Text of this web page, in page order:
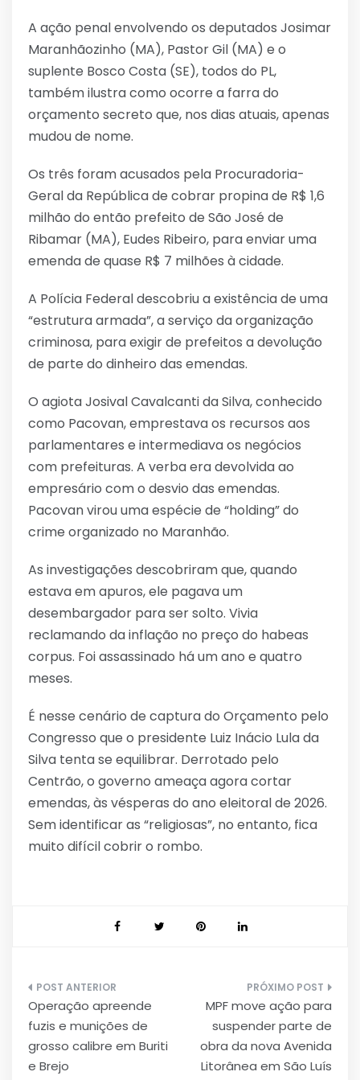
A ação penal envolvendo os deputados Josimar
Maranhãozinho (MA), Pastor Gil (MA) e o
suplente Bosco Costa (SE), todos do PL,
também ilustra como ocorre a farra do
orçamento secreto que, nos dias atuais, apenas
mudou de nome.
Os três foram acusados pela Procuradoria-
Geral da República de cobrar propina de R$ 1,6
milhão do então prefeito de São José de
Ribamar (MA), Eudes Ribeiro, para enviar uma
emenda de quase R$ 7 milhões à cidade.
A Polícia Federal descobriu a existência de uma
“estrutura armada”, a serviço da organização
criminosa, para exigir de prefeitos a devolução
de parte do dinheiro das emendas.
O agiota Josival Cavalcanti da Silva, conhecido
como Pacovan, emprestava os recursos aos
parlamentares e intermediava os negócios
com prefeituras. A verba era devolvida ao
empresário com o desvio das emendas.
Pacovan virou uma espécie de “holding” do
crime organizado no Maranhão.
As investigações descobriram que, quando
estava em apuros, ele pagava um
desembargador para ser solto. Vivia
reclamando da inflação no preço do habeas
corpus. Foi assassinado há um ano e quatro
meses.
É nesse cenário de captura do Orçamento pelo
Congresso que o presidente Luiz Inácio Lula da
Silva tenta se equilibrar. Derrotado pelo
Centrão, o governo ameaça agora cortar
emendas, às vésperas do ano eleitoral de 2026.
Sem identificar as “religiosas”, no entanto, fica
muito difícil cobrir o rombo.
Navegação
de
Post
Operação apreende
fuzis e munições de
grosso calibre em Buriti
e Brejo
MPF move ação para
suspender parte de
obra da nova Avenida
Litorânea em São Luís